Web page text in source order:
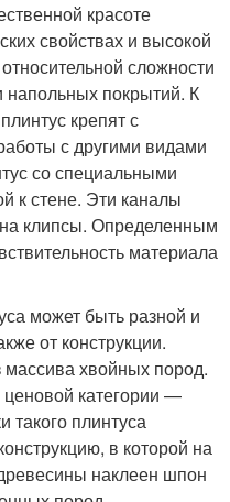
красоте
свойствах и высокой
сложности
покрытий. К
крепят с
с другими видами
со специальными
к стене. Эти каналы
клипсы. Определенным
материала
может быть разной и
от конструкции.
массива хвойных пород.
категории —
такого плинтуса
в которой на
наклеен шпон